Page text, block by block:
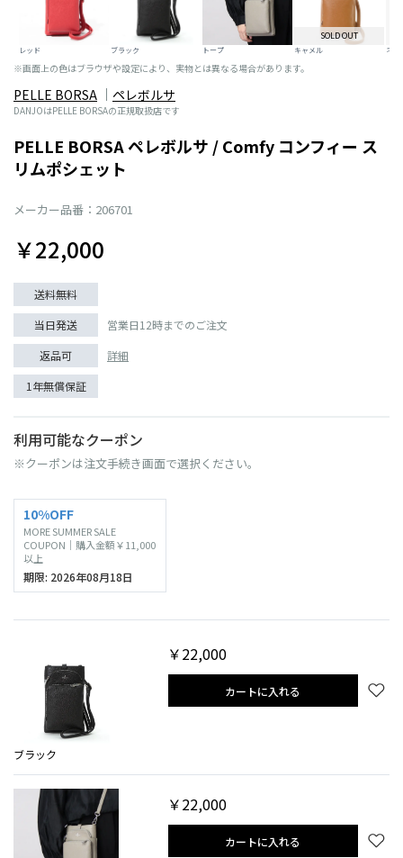
レッド ブラック トープ
SOLD OUT
キャメル ネイ
※画面上の色はブラウザや設定により、実物とは異なる場合があります。
PELLE BORSA ペレボルサ
DANJOはPELLE BORSAの正規取扱店です
PELLE BORSA ペレボルサ / Comfy コンフィー ス
リムポシェット
メーカー品番：206701
￥22,000
送料無料
当日発送
営業日12時までのご注文
返品可
詳細
1年無償保証
利用可能なクーポン
※クーポンは注文手続き画面で選択ください。
10%OFF
MORE SUMMER SALE
COUPON｜購入金額￥11,000
以上
期限: 2026年08月18日
ブラック
￥22,000
カートに入れる
￥22,000
カートに入れる